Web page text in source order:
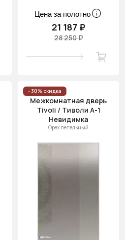
Цена за полотно
21 187 ₽
28 250 ₽
- 30% скидка
Межкомнатная дверь
Tivoli / Тиволи А-1
Невидимка
Орех пепельный